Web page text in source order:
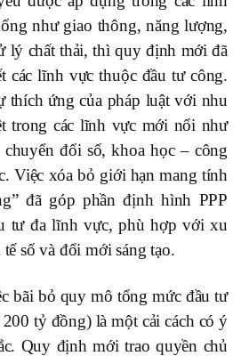
như giao thông, năng lượng,
lý chất thải, thì quy định mới đã
các lĩnh vực thuộc đầu tư công.
thích ứng của pháp luật với nhu
trong các lĩnh vực mới nổi như
đổi số, khoa học – công
Việc xóa bỏ giới hạn mang tính
đã góp phần định hình PPP
tư đa lĩnh vực, phù hợp với xu
số và đổi mới sáng tạo.
bỏ quy mô tổng mức đầu tư
tỷ đồng) là một cải cách có ý
Quy định mới trao quyền chủ